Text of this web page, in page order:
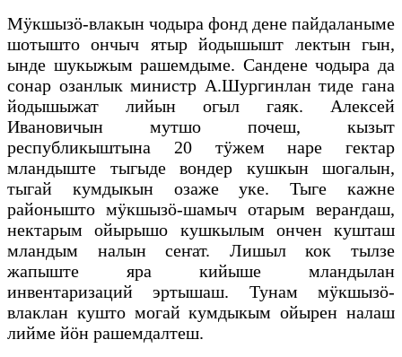
Мӱкшызӧ-влакын чодыра фонд дене пайдаланыме
шотышто ончыч ятыр йодышышт лектын гын,
ынде шукыжым рашемдыме. Сандене чодыра да
сонар озанлык министр А.Шургинлан тиде гана
йодышыжат лийын огыл гаяк. Алексей
Ивановичын мутшо почеш, кызыт
республикыштына 20 тӱжем наре гектар
мландыште тыгыде вондер кушкын шогалын,
тыгай кумдыкын озаже уке. Тыге кажне
районышто мӱкшызӧ-шамыч отарым вераҥдаш,
нектарым ойырышо кушкылым ончен кушташ
мландым налын сеҥат. Лишыл кок тылзе
жапыште яра кийыше мландылан
инвентаризаций эртышаш. Тунам мӱкшызӧ-
влаклан кушто могай кумдыкым ойырен налаш
лийме йӧн рашемдалтеш.